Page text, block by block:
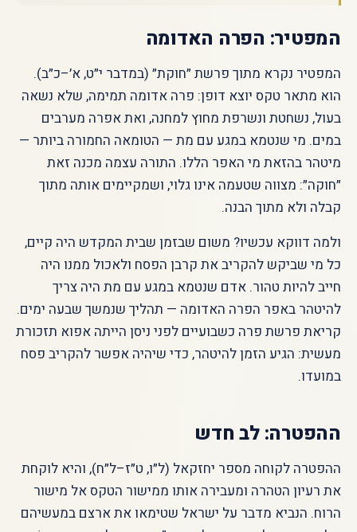
המפטיר: הפרה האדומה
המפטיר נקרא מתוך פרשת ״חוקת״ (במדבר י״ט, א׳–כ״ב).
הוא מתאר טקס יוצא דופן: פרה אדומה תמימה, שלא נשאה
בעול, נשחטת ונשרפת מחוץ למחנה, ואת אפרה מערבים
במים. מי שנטמא במגע עם מת — הטומאה החמורה ביותר —
מיטהר בהזאת מי האפר הללו. התורה עצמה מכנה זאת
״חוקה״: מצווה שטעמה אינו גלוי, ושמקיימים אותה מתוך
קבלה ולא מתוך הבנה.
ולמה דווקא עכשיו? משום שבזמן שבית המקדש היה קיים,
כל מי שביקש להקריב את קרבן הפסח ולאכול ממנו היה
חייב להיות טהור. אדם שנטמא במגע עם מת היה צריך
להיטהר באפר הפרה האדומה — תהליך שנמשך שבעה ימים.
קריאת פרשת פרה כשבועיים לפני ניסן הייתה אפוא תזכורת
מעשית: הגיע הזמן להיטהר, כדי שיהיה אפשר להקריב פסח
במועדו.
ההפטרה: לב חדש
ההפטרה לקוחה מספר יחזקאל (ל״ו, ט״ז–ל״ח), והיא לוקחת
את רעיון הטהרה ומעבירה אותו ממישור הטקס אל מישור
הרוח. הנביא מדבר על ישראל שטימאו את ארצם במעשיהם